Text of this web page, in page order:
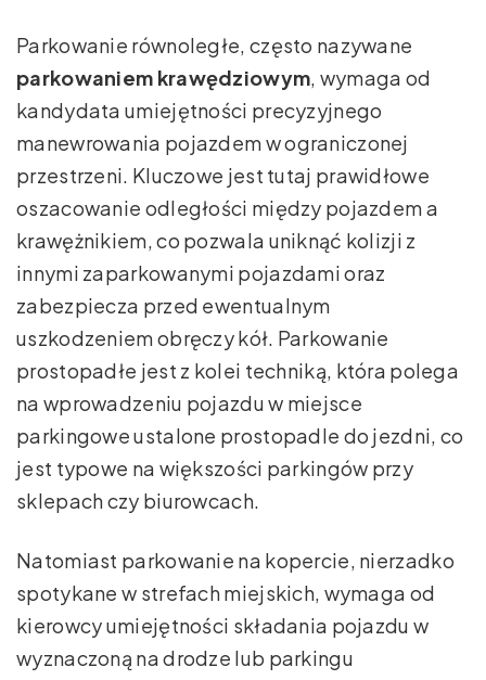
Parkowanie równoległe, często nazywane
parkowaniem krawędziowym, wymaga od
kandydata umiejętności precyzyjnego
manewrowania pojazdem w ograniczonej
przestrzeni. Kluczowe jest tutaj prawidłowe
oszacowanie odległości między pojazdem a
krawężnikiem, co pozwala uniknąć kolizji z
innymi zaparkowanymi pojazdami oraz
zabezpiecza przed ewentualnym
uszkodzeniem obręczy kół. Parkowanie
prostopadłe jest z kolei techniką, która polega
na wprowadzeniu pojazdu w miejsce
parkingowe ustalone prostopadle do jezdni, co
jest typowe na większości parkingów przy
sklepach czy biurowcach.
Natomiast parkowanie na kopercie, nierzadko
spotykane w strefach miejskich, wymaga od
kierowcy umiejętności składania pojazdu w
wyznaczoną na drodze lub parkingu